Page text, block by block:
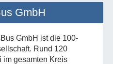
GmbH
GmbH ist die 100-
Rund 120
im gesamten Kreis